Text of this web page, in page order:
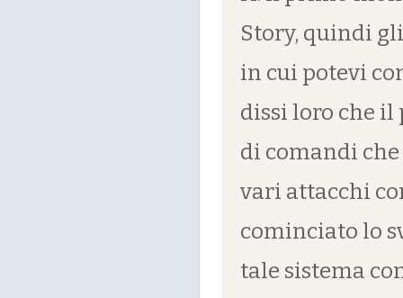
Story, quindi
in cui potevi
dissi loro che il
di comandi che
vari attacchi
cominciato lo
tale sistema